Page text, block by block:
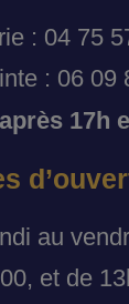
: 04 75
: 06 09
17h
au
et de